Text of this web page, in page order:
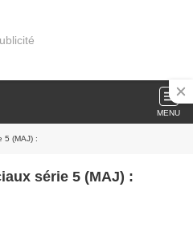
MENU
5 (MAJ) :
série 5 (MAJ) :